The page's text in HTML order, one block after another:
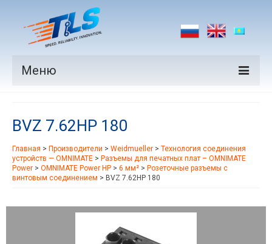
Меню
Производители
Рынки
Новости
BVZ 7.62HP 180
Главная > Производители > Weidmueller > Технология соединения
устройств — OMNIMATE > Разъемы для печатных плат – OMNIMATE
Power > OMNIMATE Power HP > 6 мм² > Розеточные разъемы с
винтовым соединением > BVZ 7.62HP 180